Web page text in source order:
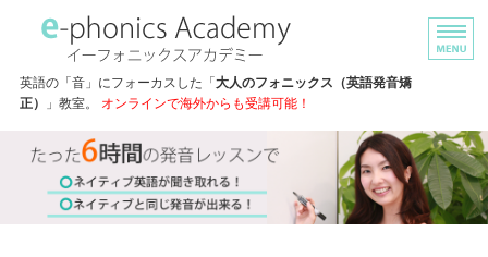
英語の”音”にフォーカ
英語の「音」にフォーカスした「 大人のフォニックス（英語発音矯
正）
」教室。 オンラインで海外からも受講可能！
ホーム
レッスンの効果